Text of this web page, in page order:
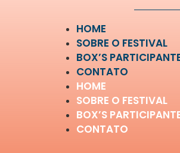
HOME
SOBRE O FESTIVAL
BOX’S
CONTATO
HOME
SOBRE O FESTIVAL
BOX’S
CONTATO